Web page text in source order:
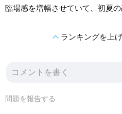
臨場感を増幅させていて、初夏の
expand_lessランキングを上
問題を報告する